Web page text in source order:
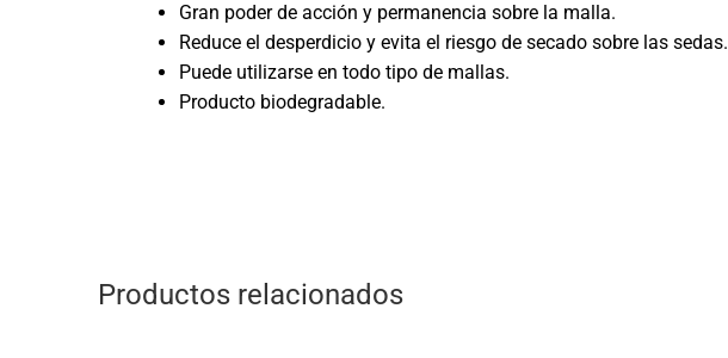
Gran poder de acción y permanencia sobre la malla.
Reduce el desperdicio y evita el riesgo de secado sobre las sedas.
Puede utilizarse en todo tipo de mallas.
Producto biodegradable.
Productos relacionados